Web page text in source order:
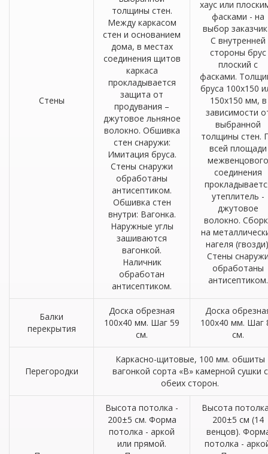
Стены
толщины стен.
Между каркасом
стен и основанием
дома, в местах
соединения щитов
каркаса
прокладывается
защита от
продувания –
джутовое льняное
волокно. Обшивка
стен снаружи:
Имитация бруса.
Стены снаружи
обработаны
антисептиком.
Обшивка стен
внутри: Вагонка.
Наружные углы
зашиваются
вагонкой.
Наличник
обработан
антисептиком.
хаус или
фасками - на
выбор
С внутренней
стороны брус
плоский с
фасками.
бруса 100х150
150х150 мм, в
зависимости
выбранной
толщины стен.
всей площади
межвенцового
соединения
утеплитель -
джутовое
волокно.
на
нагеля
Стены
обработаны
антисептиком.
Балки
перекрытия
Доска обрезная
100х40 мм. Шаг 59
см.
Доска
100х40 мм. Шаг
см.
Перегородки
Каркасно-щитовые, 100 мм. обшиты
вагонкой сорта «В» камерной сушки с
обеих сторон.
Высота потолка -
200±5 см. Форма
потолка - аркой
или прямой.
Высота
200±5 см (14
венцов).
потолка -